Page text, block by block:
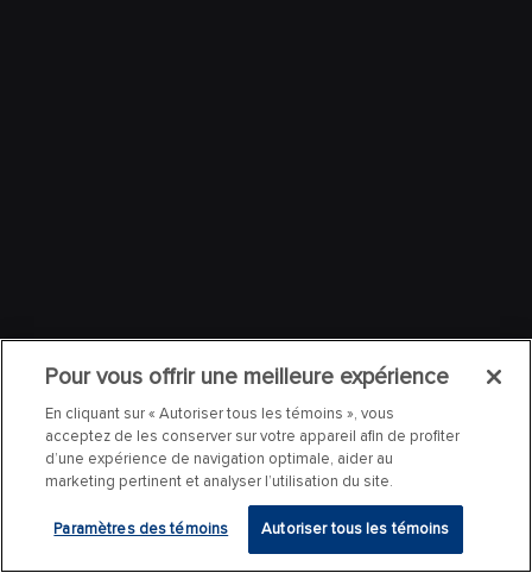
Pour vous offrir une meilleure expérience
En cliquant sur « Autoriser tous les témoins », vous
acceptez de les conserver sur votre appareil afin de profiter
d’une expérience de navigation optimale, aider au
marketing pertinent et analyser l’utilisation du site.
Paramètres des témoins Autoriser tous les témoins